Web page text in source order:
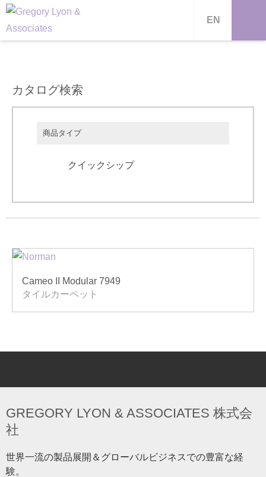
EN
カタログ検索
商品タイプ
クイックシップ
Cameo II Modular 7949
タイルカーペット
GREGORY LYON & ASSOCIATES 株式会
社
世界一流の製品展開＆グローバルビジネスでの豊富な経
験。